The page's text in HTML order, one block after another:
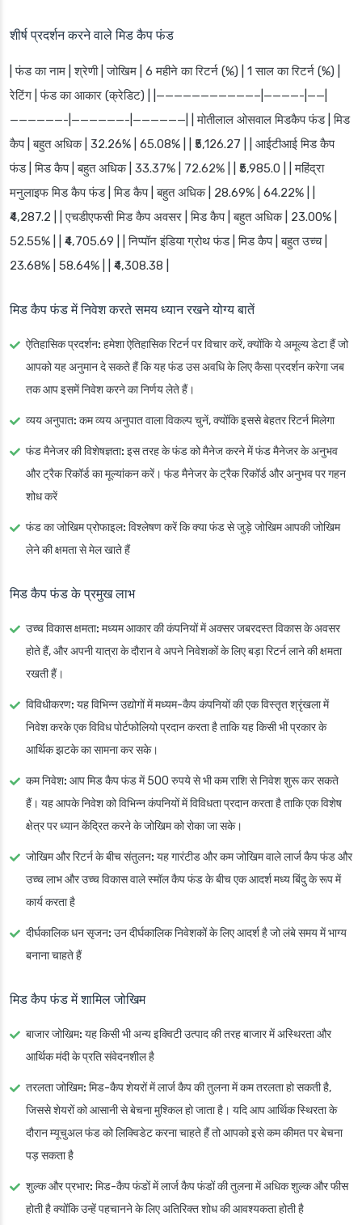
शीर्ष प्रदर्शन करने वाले मिड कैप फंड
| फंड का नाम | श्रेणी | जोखिम | 6 महीने का रिटर्न (%) | 1 साल का रिटर्न (%) |
रेटिंग | फंड का आकार (क्रेडिट) | |———————————–|————-|——|
——————-|——————-|——————| | मोतीलाल ओसवाल मिडकैप फंड | मिड
कैप | बहुत अधिक | 32.26% | 65.08% | | ₹5,126.27 | | आईटीआई मिड कैप
फंड | मिड कैप | बहुत अधिक | 33.37% | 72.62% | | ₹5,985.0 | | महिंद्रा
मनुलाइफ मिड कैप फंड | मिड कैप | बहुत अधिक | 28.69% | 64.22% | |
₹4,287.2 | | एचडीएफसी मिड कैप अवसर | मिड कैप | बहुत अधिक | 23.00% |
52.55% | | ₹4,705.69 | | निप्पॉन इंडिया ग्रोथ फंड | मिड कैप | बहुत उच्च |
23.68% | 58.64% | | ₹4,308.38 |
मिड कैप फंड में निवेश करते समय ध्यान रखने योग्य बातें
ऐतिहासिक प्रदर्शन: हमेशा ऐतिहासिक रिटर्न पर विचार करें, क्योंकि ये अमूल्य डेटा हैं जो
आपको यह अनुमान दे सकते हैं कि यह फंड उस अवधि के लिए कैसा प्रदर्शन करेगा जब
तक आप इसमें निवेश करने का निर्णय लेते हैं।
व्यय अनुपात: कम व्यय अनुपात वाला विकल्प चुनें, क्योंकि इससे बेहतर रिटर्न मिलेगा
फंड मैनेजर की विशेषज्ञता: इस तरह के फंड को मैनेज करने में फंड मैनेजर के अनुभव
और ट्रैक रिकॉर्ड का मूल्यांकन करें। फंड मैनेजर के ट्रैक रिकॉर्ड और अनुभव पर गहन
शोध करें
फंड का जोखिम प्रोफाइल: विश्लेषण करें कि क्या फंड से जुड़े जोखिम आपकी जोखिम
लेने की क्षमता से मेल खाते हैं
मिड कैप फंड के प्रमुख लाभ
उच्च विकास क्षमता: मध्यम आकार की कंपनियों में अक्सर जबरदस्त विकास के अवसर
होते हैं, और अपनी यात्रा के दौरान वे अपने निवेशकों के लिए बड़ा रिटर्न लाने की क्षमता
रखती हैं।
विविधीकरण: यह विभिन्न उद्योगों में मध्यम-कैप कंपनियों की एक विस्तृत श्रृंखला में
निवेश करके एक विविध पोर्टफोलियो प्रदान करता है ताकि यह किसी भी प्रकार के
आर्थिक झटके का सामना कर सके।
कम निवेश: आप मिड कैप फंड में 500 रुपये से भी कम राशि से निवेश शुरू कर सकते
हैं। यह आपके निवेश को विभिन्न कंपनियों में विविधता प्रदान करता है ताकि एक विशेष
क्षेत्र पर ध्यान केंद्रित करने के जोखिम को रोका जा सके।
जोखिम और रिटर्न के बीच संतुलन: यह गारंटीड और कम जोखिम वाले लार्ज कैप फंड और
उच्च लाभ और उच्च विकास वाले स्मॉल कैप फंड के बीच एक आदर्श मध्य बिंदु के रूप में
कार्य करता है
दीर्घकालिक धन सृजन: उन दीर्घकालिक निवेशकों के लिए आदर्श है जो लंबे समय में भाग्य
बनाना चाहते हैं
मिड कैप फंड में शामिल जोखिम
बाजार जोखिम: यह किसी भी अन्य इक्विटी उत्पाद की तरह बाजार में अस्थिरता और
आर्थिक मंदी के प्रति संवेदनशील है
तरलता जोखिम: मिड-कैप शेयरों में लार्ज कैप की तुलना में कम तरलता हो सकती है,
जिससे शेयरों को आसानी से बेचना मुश्किल हो जाता है। यदि आप आर्थिक स्थिरता के
दौरान म्यूचुअल फंड को लिक्विडेट करना चाहते हैं तो आपको इसे कम कीमत पर बेचना
पड़ सकता है
शुल्क और प्रभार: मिड-कैप फंडों में लार्ज कैप फंडों की तुलना में अधिक शुल्क और फीस
होती है क्योंकि उन्हें पहचानने के लिए अतिरिक्त शोध की आवश्यकता होती है